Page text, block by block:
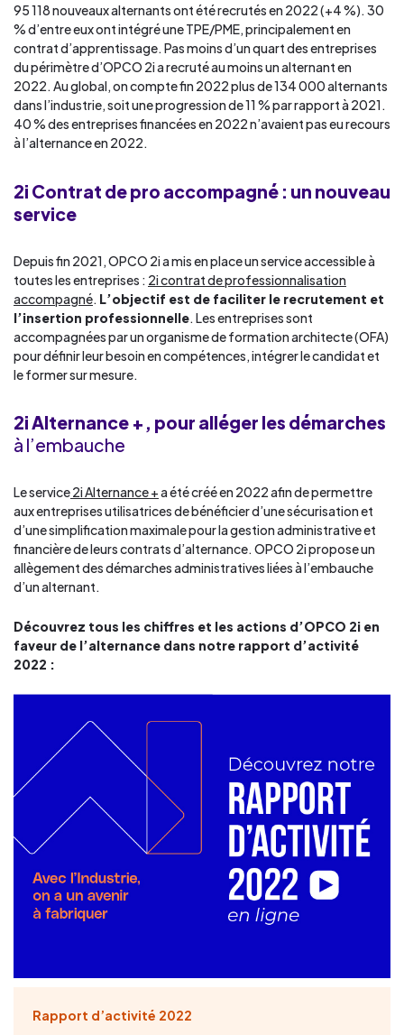
95 118 nouveaux alternants ont été recrutés en 2022 (+4 %). 30
% d’entre eux ont intégré une TPE/PME, principalement en
contrat d’apprentissage. Pas moins d’un quart des entreprises
du périmètre d’OPCO 2i a recruté au moins un alternant en
2022. Au global, on compte fin 2022 plus de 134 000 alternants
dans l’industrie, soit une progression de 11 % par rapport à 2021.
40 % des entreprises financées en 2022 n’avaient pas eu recours
à l’alternance en 2022.
2i Contrat de pro accompagné : un nouveau
service
Depuis fin 2021, OPCO 2i a mis en place un service accessible à
toutes les entreprises : 2i contrat de professionnalisation
accompagné. L’objectif est de faciliter le recrutement et
l’insertion professionnelle. Les entreprises sont
accompagnées par un organisme de formation architecte (OFA)
pour définir leur besoin en compétences, intégrer le candidat et
le former sur mesure.
2i Alternance +, pour alléger les démarches
à l’embauche
Le service2i Alternance +a été créé en 2022 afin de permettre
aux entreprises utilisatrices de bénéficier d’une sécurisation et
d’une simplification maximale pour la gestion administrative et
financière de leurs contrats d’alternance. OPCO 2i propose un
allègement des démarches administratives liées à l’embauche
d’un alternant.
Découvrez tous les chiffres et les actions d’OPCO 2i en
faveur de l’alternance dans notre rapport d’activité
2022 :
Rapport d’activité 2022